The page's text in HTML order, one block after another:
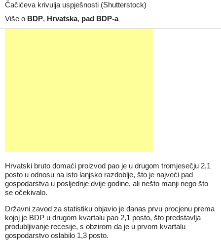
Čačićeva krivulja uspješnosti (Shutterstock)
Više o BDP, Hrvatska, pad BDP-a
Hrvatski bruto domaći proizvod pao je u drugom tromjesečju 2,1
posto u odnosu na isto lanjsko razdoblje, što je najveći pad
gospodarstva u posljednje dvije godine, ali nešto manji nego što
se očekivalo.
Državni zavod za statistiku objavio je danas prvu procjenu prema
kojoj je BDP u drugom kvartalu pao 2,1 posto, što predstavlja
produbljivanje recesije, s obzirom da je u prvom kvartalu
gospodarstvo oslabilo 1,3 posto.